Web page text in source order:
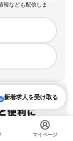
報なども配信しま
新着求人を受け取る
マイページ